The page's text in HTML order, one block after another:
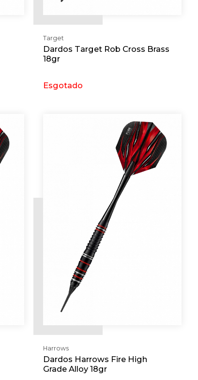
Target
Dardos Target Rob Cross Brass
18gr
Esgotado
Harrows
Dardos Harrows Fire High
Grade Alloy 18gr